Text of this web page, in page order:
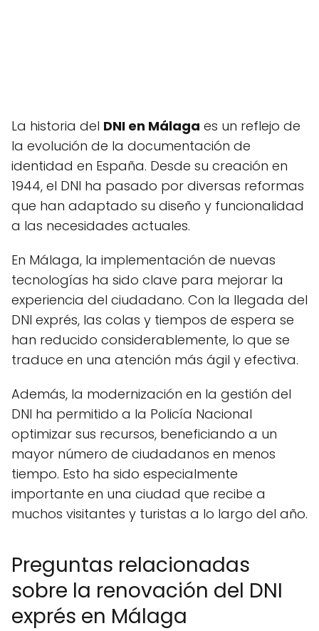
La historia del DNI en Málaga es un reflejo de
la evolución de la documentación de
identidad en España. Desde su creación en
1944, el DNI ha pasado por diversas reformas
que han adaptado su diseño y funcionalidad
a las necesidades actuales.
En Málaga, la implementación de nuevas
tecnologías ha sido clave para mejorar la
experiencia del ciudadano. Con la llegada del
DNI exprés, las colas y tiempos de espera se
han reducido considerablemente, lo que se
traduce en una atención más ágil y efectiva.
Además, la modernización en la gestión del
DNI ha permitido a la Policía Nacional
optimizar sus recursos, beneficiando a un
mayor número de ciudadanos en menos
tiempo. Esto ha sido especialmente
importante en una ciudad que recibe a
muchos visitantes y turistas a lo largo del año.
Preguntas relacionadas
sobre la renovación del DNI
exprés en Málaga